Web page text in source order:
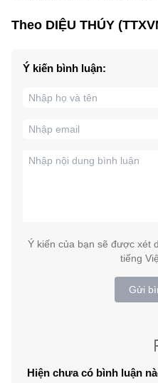
Theo DIỆU THÚY
Ý kiến bình luận:
Ý kiến của bạn sẽ được xét
tiếng
Gửi
Hiện chưa có bình luận